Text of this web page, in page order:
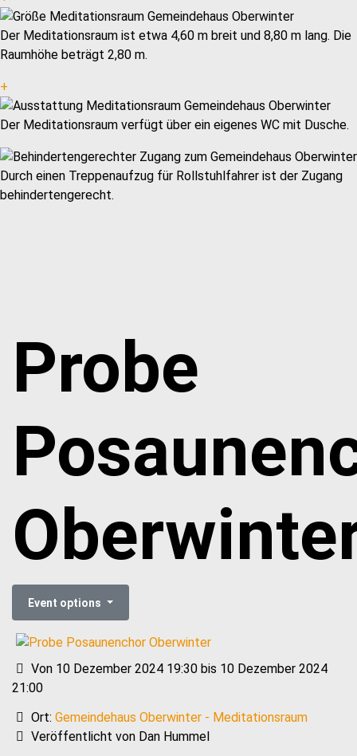
Der Meditationsraum ist etwa 4,60 m breit und 8,80 m lang. Die
Raumhöhe beträgt 2,80 m.
+
Der Meditationsraum verfügt über ein eigenes WC mit Dusche.
Durch einen Treppenaufzug für Rollstuhlfahrer ist der Zugang
behindertengerecht.
Probe
Event options
Von 10 Dezember 2024 19:30 bis 10 Dezember 2024
21:00
Ort: Gemeindehaus Oberwinter - Meditationsraum
Veröffentlicht von Dan Hummel